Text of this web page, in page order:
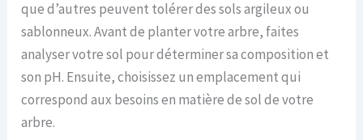
que d’autres peuvent tolérer des sols argileux ou
sablonneux. Avant de planter votre arbre, faites
analyser votre sol pour déterminer sa composition et
son pH. Ensuite, choisissez un emplacement qui
correspond aux besoins en matière de sol de votre
arbre.